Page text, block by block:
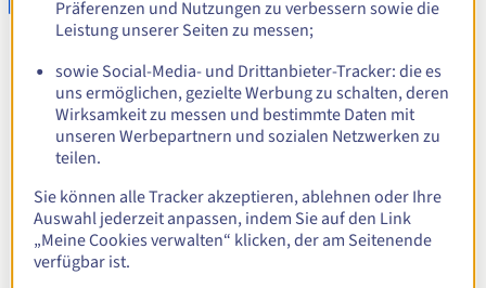
Möchten Sie Ihre Leidenschaft teilen oder Ihr Geschäft
schnell online starten? Unseregemeinsamen Hosting-
Angebotebieten Ihnen alles, was Sie benötigen, um mit nur
wenigen Klicks einen Blog oder eine Unternehmenswebsite
zu erstellen. Profitieren Sie von großzügigem
Speicherplatz, vorinstalliertem WordPress mit einem Klick
und enthaltenen SSL-Zertifikaten, um Ihre Daten zu
sichern. Unsere Infrastruktur bietet Geschwindigkeit und
Präferenzen und Nutzungen zu verbessern sowie die
Leistung unserer Seiten zu messen;
sowie Social-Media- und Drittanbieter-Tracker: die es
uns ermöglichen, gezielte Werbung zu schalten, deren
Wirksamkeit zu messen und bestimmte Daten mit
unseren Werbepartnern und sozialen Netzwerken zu
teilen.
Sie können alle Tracker akzeptieren, ablehnen oder Ihre
Auswahl jederzeit anpassen, indem Sie auf den Link
„Meine Cookies verwalten“ klicken, der am Seitenende
verfügbar ist.